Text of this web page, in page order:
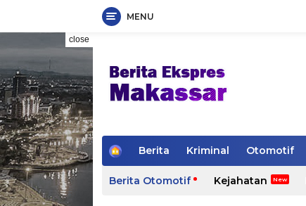
content
MENU
close
H
m
e
Berita Kriminal Otomotif
Berita Otomotif Kejahatan